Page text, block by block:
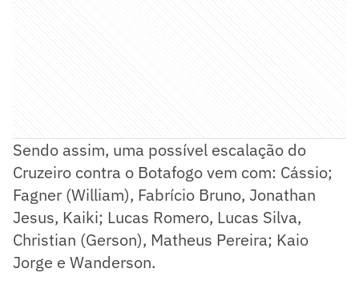
Sendo assim, uma possível escalação do
Cruzeiro contra o Botafogo vem com: Cássio;
Fagner (William), Fabrício Bruno, Jonathan
Jesus, Kaiki; Lucas Romero, Lucas Silva,
Christian (Gerson), Matheus Pereira; Kaio
Jorge e Wanderson.